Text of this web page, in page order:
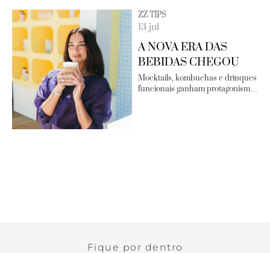
ZZ TIPS
13 jul
A NOVA ERA DAS
BEBIDAS CHEGOU
Mocktails, kombuchas e drinques
funcionais ganham protagonism…
Fique por dentro